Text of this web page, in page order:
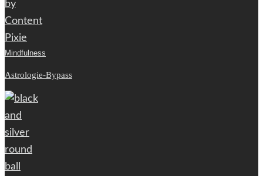
Mindfulness
Astrologie-Bypass